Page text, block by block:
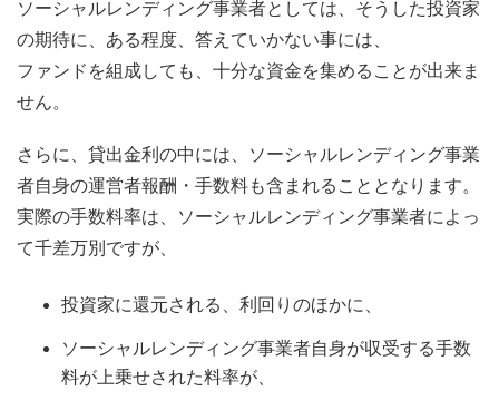
ソーシャルレンディング事業者としては、そうした投資家
の期待に、ある程度、答えていかない事には、
ファンドを組成しても、十分な資金を集めることが出来ま
せん。
さらに、貸出金利の中には、ソーシャルレンディング事業
者自身の運営者報酬・手数料も含まれることとなります。
実際の手数料率は、ソーシャルレンディング事業者によっ
て千差万別ですが、
投資家に還元される、利回りのほかに、
ソーシャルレンディング事業者自身が収受する手数
料が上乗せされた料率が、